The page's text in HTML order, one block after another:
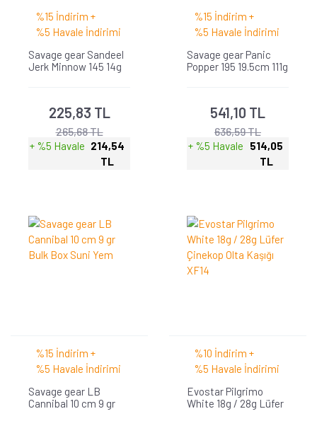
%15 İndirim +
%5 Havale İndirimi
Savage gear Sandeel
Jerk Minnow 145 14g
225,83 TL
265,68 TL
+ %5 Havale 214,54
TL
%15 İndirim +
%5 Havale İndirimi
Savage gear Panic
Popper 195 19.5cm 111g
541,10 TL
636,59 TL
+ %5 Havale
514,05
TL
%15 İndirim +
%5 Havale İndirimi
Savage gear LB
Cannibal 10 cm 9 gr
%10 İndirim +
%5 Havale İndirimi
Evostar Pilgrimo
White 18g / 28g Lüfer